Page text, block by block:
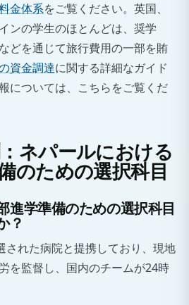
金体系をご覧ください。英国、
ンの学生のほとんどは、奨学
どを通じて旅行費用の一部を賄
資金調達に関する詳細なガイド
については、こちらをご覧くだ
ネパールにおける
のための選択科目
進学準備のための選択科目
？
れた病院と提携しており、現地
を監督し、国内のチームが24時